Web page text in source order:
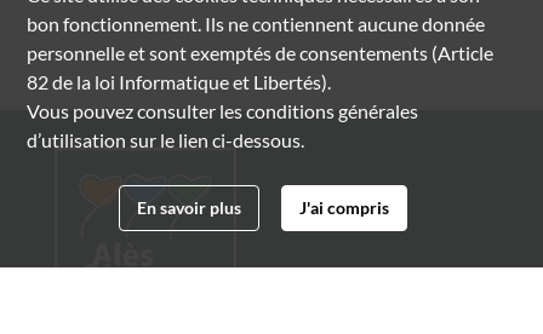
bon fonctionnement. Ils ne contiennent aucune donnée
personnelle et sont exemptés de consentements (Article
82 de la loi Informatique et Libertés).
Vous pouvez consulter les conditions générales
d’utilisation sur le lien ci-dessous.
En savoir plus J'ai compris